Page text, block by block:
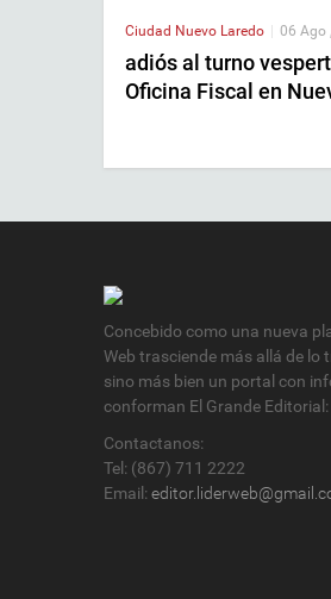
Ciudad Nuevo Laredo | 06 Ago
adiós al turno
Oficina Fiscal en
Concebido como una nueva
Web trasciende más allá de lo
sino más bien un portal con
conforman El Grande Editorial:
Contactanos:
Tel: (867) 711 2222
Email: